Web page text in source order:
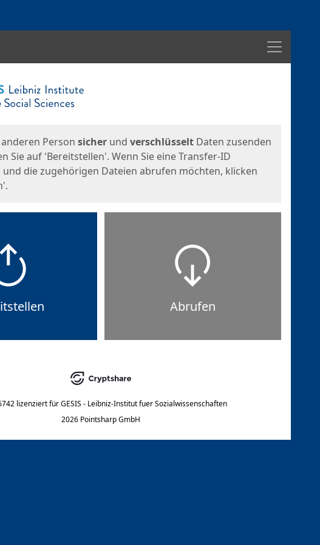
Menü
Person sicher und verschlüsselt Daten zusenden
Sie auf 'Bereitstellen'. Wenn Sie eine Transfer-ID
die zugehörigen Dateien abrufen möchten, klicken
Abrufen
lizenziert für GESIS - Leibniz-Institut fuer Sozialwissenschaften
2026 Pointsharp GmbH